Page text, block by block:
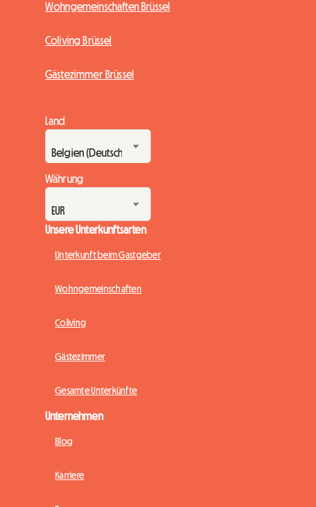
Wohngemeinschaften Brüssel
Coliving Brüssel
Gästezimmer Brüssel
Land
Währung
Unsere Unterkunftsarten
Unterkunft beim Gastgeber
Wohngemeinschaften
Coliving
Gästezimmer
Gesamte Unterkünfte
Unternehmen
Blog
Karriere